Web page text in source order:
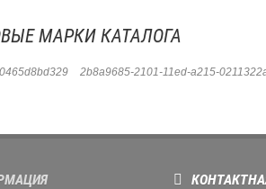
МАРКИ КАТАЛОГА
2b8a9685-2101-11ed-a215-